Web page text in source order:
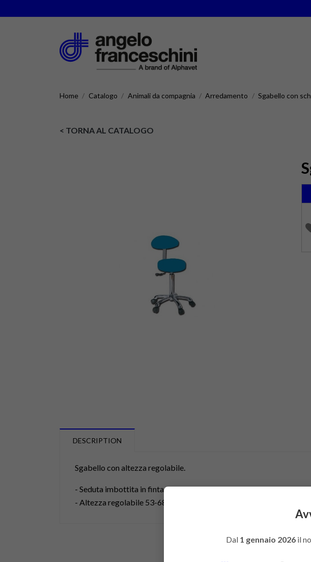
Home Catalogo Animali da compagnia Arredamento Sgabello con
< TORNA AL CATALOGO
DESCRIPTION
Sgabello con altezza regolabile.
- Seduta imbottita in finta pelle Ø 33 cm con schienale
- Altezza regolabile 53-68 cm
You
Dal 1 gennaio 2026il